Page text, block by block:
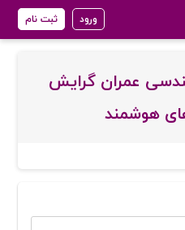
ورود ثبت نام
عمران گرایش
هوشمند